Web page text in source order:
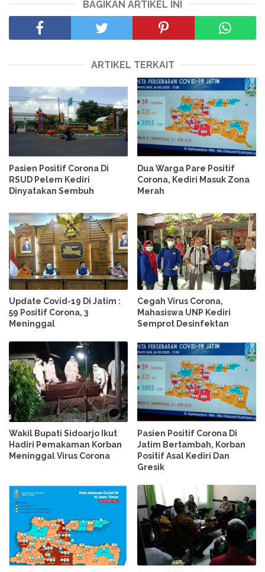
BAGIKAN ARTIKEL INI
ARTIKEL TERKAIT
Pasien Positif Corona Di
RSUD Pelem Kediri
Dinyatakan Sembuh
Dua Warga Pare Positif
Corona, Kediri Masuk Zona
Merah
Update Covid-19 Di Jatim :
59 Positif Corona, 3
Meninggal
Cegah Virus Corona,
Mahasiswa UNP Kediri
Semprot Desinfektan
Wakil Bupati Sidoarjo Ikut
Hadiri Pemakaman Korban
Meninggal Virus Corona
Pasien Positif Corona Di
Jatim Bertambah, Korban
Positif Asal Kediri Dan
Gresik